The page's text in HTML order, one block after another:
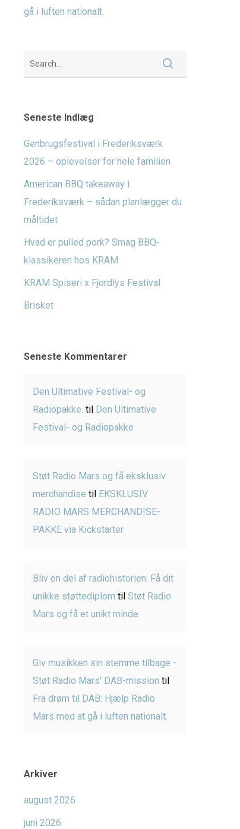
gå i luften nationalt.
Seneste Indlæg
Genbrugsfestival i Frederiksværk
2026 – oplevelser for hele familien
American BBQ takeaway i
Frederiksværk – sådan planlægger du
måltidet
Hvad er pulled pork? Smag BBQ-
klassikeren hos KRAM
KRAM Spiseri x Fjordlys Festival
Brisket
Seneste Kommentarer
Den Ultimative Festival- og
Radiopakke. til Den Ultimative
Festival- og Radiopakke
Støt Radio Mars og få eksklusiv
merchandise til EKSKLUSIV
RADIO MARS MERCHANDISE-
PAKKE via Kickstarter
Bliv en del af radiohistorien: Få dit
unikke støttediplom tilStøt Radio
Mars og få et unikt minde
Giv musikken sin stemme tilbage -
Støt Radio Mars' DAB-mission til
Fra drøm til DAB: Hjælp Radio
Mars med at gå i luften nationalt.
Arkiver
august 2026
juni 2026